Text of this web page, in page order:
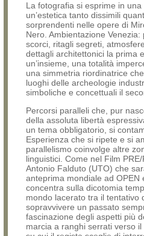
La fotografia si esprime in una
un’estetica tanto dissimili
sorprendenti nelle opere di
Nero. Ambientazione
scorci, ritagli segreti,
dettagli architettonici la prima
un’insieme, una totalità
una simmetria riordinatrice
luoghi delle archeologie
simboliche e concettuali il
Percorsi paralleli che, pur
della assoluta libertà
un tema obbligatorio, si
Esperienza che si ripete e si
parallelismo coinvolge altre
linguistici. Come nel Film
Antonio Falduto (UTO) che
anteprima mondiale ad OPEN
concentra sulla dicotomia
mondo lacerato tra il tentativo
sopravvivere un passato
fascinazione degli aspetti più
marcia a ranghi serrati verso il